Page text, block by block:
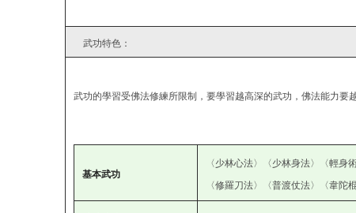
武功特色：
武功的學習受佛法修練所限制，要學習越高深的武功，佛法能力要
基本武功
〈少林心法〉〈少林身法〉〈輕身
〈修羅刀法〉〈普渡仗法〉〈韋陀